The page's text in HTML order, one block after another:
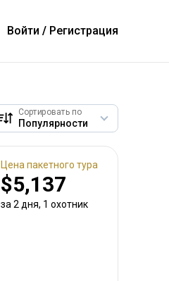
Войти / Регистрация
Сортировать по
Цена пакетного тура
$5,137
за 2 дня, 1 охотник